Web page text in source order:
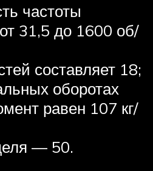
частоты
31,5 до 1600 об/
составляет 18;
оборотах
равен 107 кг/
— 50.